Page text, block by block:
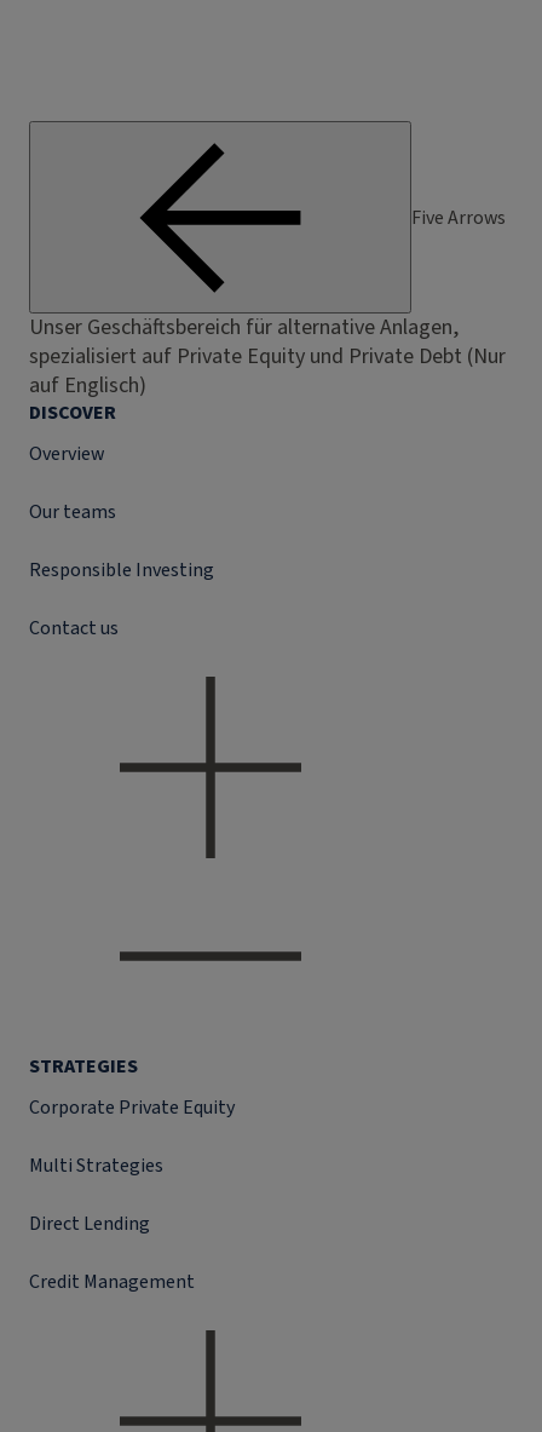
Five Arrows
Unser Geschäftsbereich für alternative Anlagen,
spezialisiert auf Private Equity und Private Debt (Nur
auf Englisch)
DISCOVER
Overview
Our teams
Responsible Investing
Contact us
STRATEGIES
Corporate Private Equity
Multi Strategies
Direct Lending
Credit Management